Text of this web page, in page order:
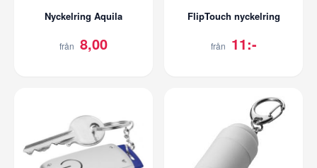
Nyckelring Aquila
från 8,00
FlipTouch nyckelring
från 11:-